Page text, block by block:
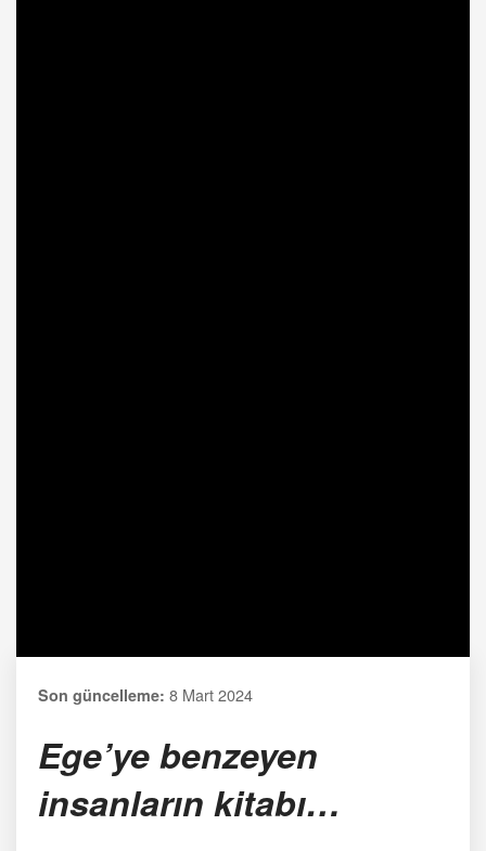
Son güncelleme: 8 Mart 2024
Ege’ye benzeyen
insanların kitabı…